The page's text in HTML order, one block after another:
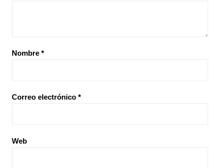
Nombre *
Correo electrónico *
Web